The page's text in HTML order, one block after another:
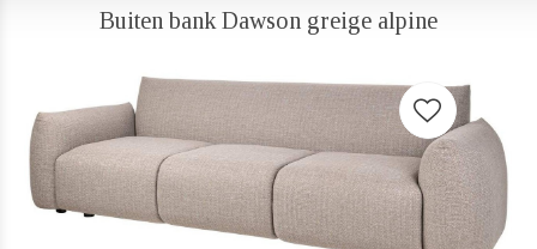
Buiten bank Dawson greige alpine